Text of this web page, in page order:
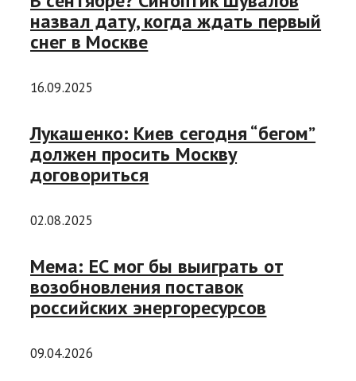
назвал дату, когда ждать первый
снег в Москве
16.09.2025
Лукашенко: Киев сегодня “бегом”
должен просить Москву
договориться
02.08.2025
Мема: ЕС мог бы выиграть от
возобновления поставок
российских энергоресурсов
09.04.2026